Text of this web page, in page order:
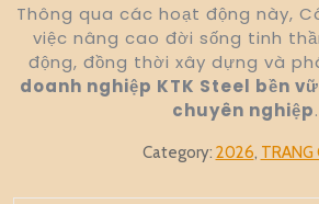
Thông qua các hoạt động này,
việc nâng cao đời sống tinh
động, đồng thời xây dựng và
doanh nghiệp KTK Steel bền
chuyên nghiệp.
Category: 2026, TRANG